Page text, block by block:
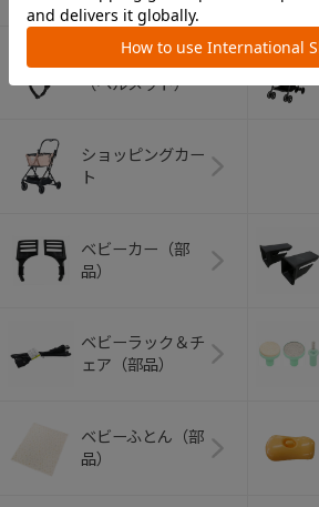
（ヘルメット）
ショッピングカー
ト
ベビーカー（部
品）
ベビーラック＆チ
ェア（部品）
ベビーふとん（部
品）